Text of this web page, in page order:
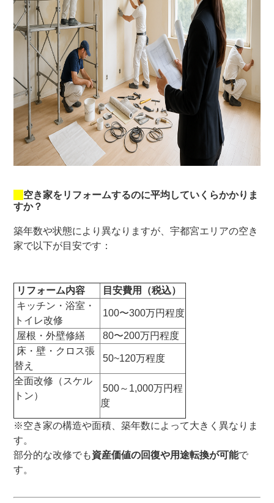
空き家をリフォームするのに平均していくらかかりま
すか？
築年数や状態により異なりますが、宇都宮エリアの空き
家で以下が目安です：
リフォーム内容
目安費用（税込）
キッチン・浴室・
トイレ改修
100〜300万円程度
屋根・外壁修繕
80〜200万円程度
床・壁・クロス張
替え
50~120万程度
全面改修（スケル
トン）
500～1,000万円程
度
※空き家の構造や面積、築年数によって大きく異なりま
す。
部分的な改修でも資産価値の回復や用途転換が可能で
す。